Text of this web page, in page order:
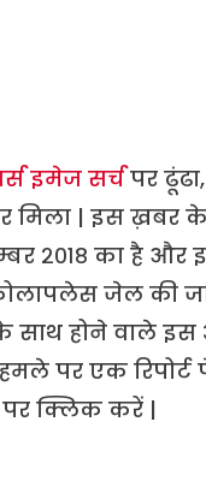
इमेज सर्चपर
| इस ख़बर के
२०१८ का है और
जेल की
होने वाले इस
पर एक रिपोर्ट
पर क्लिक करें |